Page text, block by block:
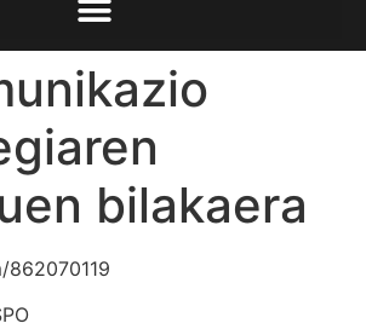
bilakaera